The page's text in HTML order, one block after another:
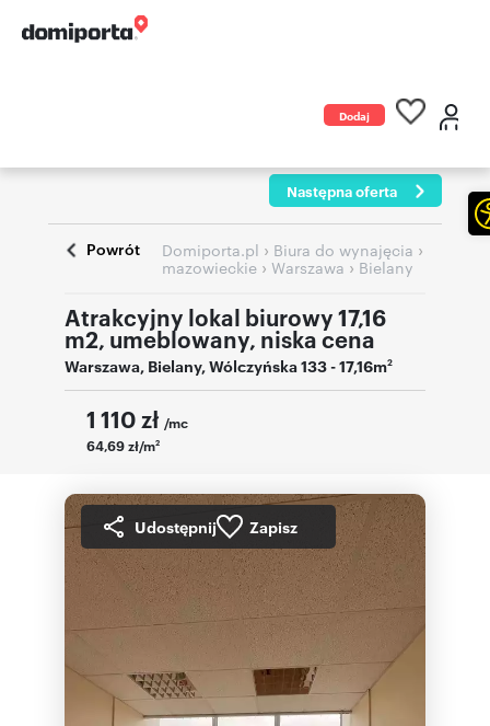
Dodaj
Następna oferta
Powrót Domiporta.pl › Biura do wynajęcia ›
mazowieckie › Warszawa › Bielany
Atrakcyjny lokal biurowy 17,16
m2, umeblowany, niska cena
Warszawa, Bielany,Wólczyńska 133- 17,16m2
1 110 zł /mc
64,69 zł/m2
Udostępnij Zapisz